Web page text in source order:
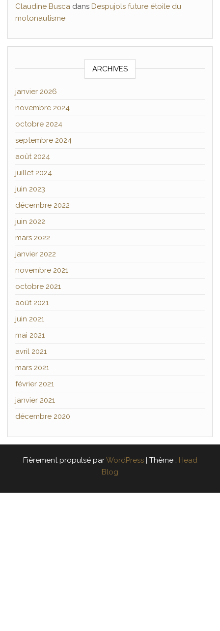
Claudine Busca dans Despujols future étoile du
motonautisme
ARCHIVES
janvier 2026
novembre 2024
octobre 2024
septembre 2024
août 2024
juillet 2024
juin 2023
décembre 2022
juin 2022
mars 2022
janvier 2022
novembre 2021
octobre 2021
août 2021
juin 2021
mai 2021
avril 2021
mars 2021
février 2021
janvier 2021
décembre 2020
Fièrement propulsé parWordPress | Thème : Head
Blog